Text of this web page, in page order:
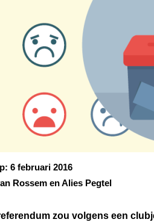
6 februari 2016
Rossem en Alies Pegtel
zou volgens een